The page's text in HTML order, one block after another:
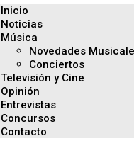
Inicio
Noticias
Música
Novedades
Conciertos
Televisión y Cine
Opinión
Entrevistas
Concursos
Contacto